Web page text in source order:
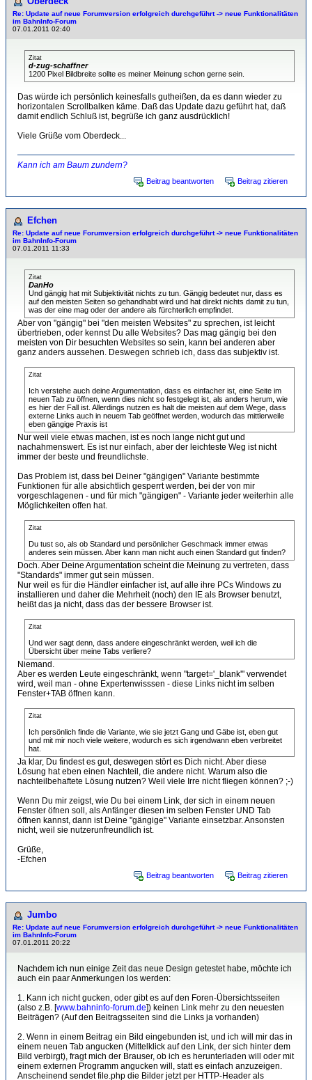
Re: Update auf neue Forumversion erfolgreich durchgeführt -> neue Funktionalitäten
im BahnInfo-Forum
07.01.2011 02:40
Zitat
d-zug-schaffner
1200 Pixel Bildbreite sollte es meiner Meinung schon gerne sein.
Das würde ich persönlich keinesfalls gutheißen, da es dann wieder zu
horizontalen Scrollbalken käme. Daß das Update dazu geführt hat, daß
damit endlich Schluß ist, begrüße ich ganz ausdrücklich!
Viele Grüße vom Oberdeck...
Kann ich am Baum zundern?
Beitrag beantworten Beitrag zitieren
Efchen
Re: Update auf neue Forumversion erfolgreich durchgeführt -> neue Funktionalitäten
im BahnInfo-Forum
07.01.2011 11:33
Zitat
DanHo
Und gängig hat mit Subjektivität nichts zu tun. Gängig bedeutet nur, dass es
auf den meisten Seiten so gehandhabt wird und hat direkt nichts damit zu tun,
was der eine mag oder der andere als fürchterlich empfindet.
Aber von "gängig" bei "den meisten Websites" zu sprechen, ist leicht
übertrieben, oder kennst Du alle Websites? Das mag gängig bei den
meisten von Dir besuchten Websites so sein, kann bei anderen aber
ganz anders aussehen. Deswegen schrieb ich, dass das subjektiv ist.
Zitat
Ich verstehe auch deine Argumentation, dass es einfacher ist, eine Seite im
neuen Tab zu öffnen, wenn dies nicht so festgelegt ist, als anders herum, wie
es hier der Fall ist. Allerdings nutzen es halt die meisten auf dem Wege, dass
externe Links auch in neuem Tab geöffnet werden, wodurch das mittlerweile
eben gängige Praxis ist
Nur weil viele etwas machen, ist es noch lange nicht gut und
nachahmenswert. Es ist nur einfach, aber der leichteste Weg ist nicht
immer der beste und freundlichste.
Das Problem ist, dass bei Deiner "gängigen" Variante bestimmte
Funktionen für alle absichtlich gesperrt werden, bei der von mir
vorgeschlagenen - und für mich "gängigen" - Variante jeder weiterhin alle
Möglichkeiten offen hat.
Zitat
Du tust so, als ob Standard und persönlicher Geschmack immer etwas
anderes sein müssen. Aber kann man nicht auch einen Standard gut finden?
Doch. Aber Deine Argumentation scheint die Meinung zu vertreten, dass
"Standards" immer gut sein müssen.
Nur weil es für die Händler einfacher ist, auf alle ihre PCs Windows zu
installieren und daher die Mehrheit (noch) den IE als Browser benutzt,
heißt das ja nicht, dass das der bessere Browser ist.
Zitat
Und wer sagt denn, dass andere eingeschränkt werden, weil ich die
Übersicht über meine Tabs verliere?
Niemand.
Aber es werden Leute eingeschränkt, wenn "target='_blank'" verwendet
wird, weil man - ohne Expertenwisssen - diese Links nicht im selben
Fenster+TAB öffnen kann.
Zitat
Ich persönlich finde die Variante, wie sie jetzt Gang und Gäbe ist, eben gut
und mit mir noch viele weitere, wodurch es sich irgendwann eben verbreitet
hat.
Ja klar, Du findest es gut, deswegen stört es Dich nicht. Aber diese
Lösung hat eben einen Nachteil, die andere nicht. Warum also die
nachteilbehaftete Lösung nutzen? Weil viele Irre nicht fliegen können? ;-)
Wenn Du mir zeigst, wie Du bei einem Link, der sich in einem neuen
Fenster öfnen soll, als Anfänger diesen im selben Fenster UND Tab
öffnen kannst, dann ist Deine "gängige" Variante einsetzbar. Ansonsten
nicht, weil sie nutzerunfreundlich ist.
Grüße,
-Efchen
Beitrag beantworten Beitrag zitieren
Jumbo
Re: Update auf neue Forumversion erfolgreich durchgeführt -> neue Funktionalitäten
im BahnInfo-Forum
07.01.2011 20:22
Nachdem ich nun einige Zeit das neue Design getestet habe, möchte ich
auch ein paar Anmerkungen los werden:
1. Kann ich nicht gucken, oder gibt es auf den Foren-Übersichtsseiten
(also z.B. [www.bahninfo-forum.de]) keinen Link mehr zu den neuesten
Beiträgen? (Auf den Beitragsseiten sind die Links ja vorhanden)
2. Wenn in einem Beitrag ein Bild eingebunden ist, und ich will mir das in
einem neuen Tab angucken (Mittelklick auf den Link, der sich hinter dem
Bild verbirgt), fragt mich der Brauser, ob ich es herunterladen will oder mit
einem externen Programm angucken will, statt es einfach anzuzeigen.
Anscheinend sendet file.php die Bilder jetzt per HTTP-Header als